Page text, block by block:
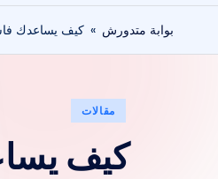
بوابة متدورش » كيف يساعدك فاست70 في زيادة متابعين
نُشرمقالات